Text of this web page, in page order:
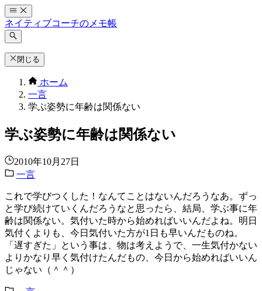
コ
ン
テ
ン
ツ
ネイティブコーチのメモ帳
閉じる
ホーム
一言
学ぶ姿勢に年齢は関係ない
学ぶ姿勢に年齢は関係ない
2010年10月27日
一言
これで学びつくした！なんてことはないんだろうなあ。ずっ
と学び続けていくんだろうなと思ったら、結局、学ぶ事に年
齢は関係ない。気付いた時から始めればいいんだよね。明日
気付くよりも、今日気付いた方が1日も早いんだものね。
「遅すぎた」という事は、物は考えようで、一生気付かない
よりかなり早く気付けたんだもの、今日から始めればいいん
じゃない（＾＾）